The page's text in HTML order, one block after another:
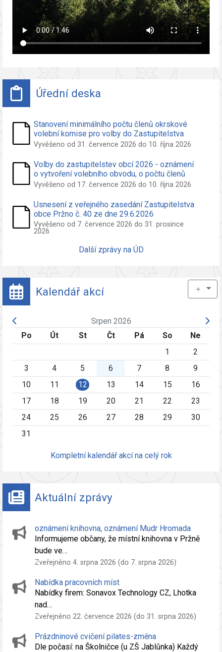
Úřední deska
Stanovení minimálního počtu členů okrskové
volební komise pro volby do Zastupitelstva
obce Pržno
Vyvěšeno od 31. července 2026 do 10. října 2026
Volby do zastupitelstev obcí 2026 - oznámení
o vytvoření volebního obvodu, o počtu členů
zastupitelstva volených ve volebním obvodu a
nezávislého kandidáta a sdružení nezáv.
kandidátů
Vyvěšeno od 17. července 2026 do 10. října 2026
Usnesení z veřejného zasedání Zastupitelstva
obce Pržno č. 40 ze dne 29.6.2026
Vyvěšeno od 7. července 2026 do 31. prosince
2026
Další zprávy na ÚD
Kalendář akcí ＋
Srpen 2026
Po
Út St Čt Pá So
Ne
1
2
3
4 5 6 7 8
9
10
11 12 13 14 15
16
17
18 19 20 21 22
23
24
25 26 27 28 29
30
31
Kompletní kalendář akcí na celý rok
Aktuální zprávy
oznámení knihovna, oznámení Mudr Hromada
Informujeme občany, že místní knihovna v Pržně
bude ve…
Zveřejněno 4. srpna 2026 (do 7. srpna 2026)
Nabídka pracovních míst
Nabídky firem: Sonavox Technology CZ, Lhotka
nad…
Zveřejněno 22. července 2026 (do 31. srpna 2026)
Prázdninové cvičení pilates-změna
Dle počasí: na Školničce (u ZŠ Jablůnka) Každý